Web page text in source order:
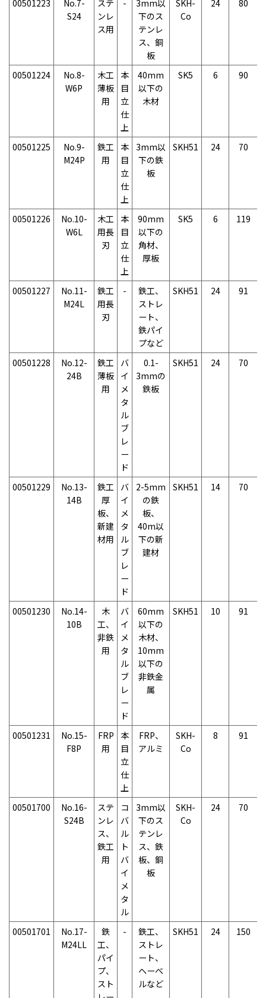
00501223
No.7-
S24
ステ
ンレ
ス用
-
3mm以
下のス
テンレ
ス、銅
板
SKH-
Co
24 80
00501224
No.8-
W6P
木工
薄板
用
本
目
立
仕
上
40mm
以下の
木材
SK5 6 90
00501225
No.9-
M24P
鉄工
用
本
目
立
仕
上
3mm以
下の鉄
板
SKH51 24 70
00501226
No.10-
W6L
木工
用長
刃
本
目
立
仕
上
90mm
以下の
角材、
厚板
SK5 6 119
00501227
No.11-
M24L
鉄工
用長
刃
-
鉄工、
ストレ
ート、
鉄パイ
プなど
SKH51 24 91
00501228
No.12-
24B
鉄工
薄板
用
バ
イ
メ
タ
ル
ブ
レ
ー
ド
0.1-
3mmの
鉄板
SKH51 24 70
00501229
No.13-
14B
鉄工
厚
板、
新建
材用
バ
イ
メ
タ
ル
ブ
レ
ー
ド
2-5mm
の鉄
板、
40m以
下の新
建材
SKH51 14 70
00501230
No.14-
10B
木
工、
非鉄
用
バ
イ
メ
タ
ル
ブ
レ
ー
ド
60mm
以下の
木材、
10mm
以下の
非鉄金
属
SKH51 10 91
00501231
No.15-
F8P
FRP
用
本
目
立
仕
上
FRP、
アルミ
SKH-
Co
8 91
00501700
No.16-
S24B
ステ
ンレ
ス、
鉄工
用
コ
バ
ル
ト
バ
イ
メ
タ
ル
3mm以
下のス
テンレ
ス、鉄
板、銅
板
SKH-
Co
24 70
00501701
No.17-
M24LL
鉄
工、
パイ
プ、
スト
-
鉄工、
ストレ
ート、
ヘーベ
ルなど
SKH51 24 150